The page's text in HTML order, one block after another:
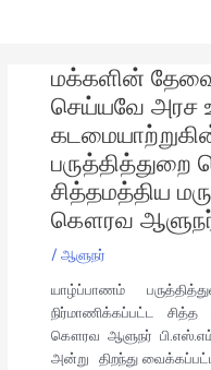
மக்களின்
செய்யவே அரச
சித்தமத்திய
கௌரவ ஆளுநர்
/ ஆளுநர்
யாழ்ப்பாணம்
நிர்மாணிக்கப்பட்ட
கௌரவ ஆளுநர்
அன்று திறந்து
navigation